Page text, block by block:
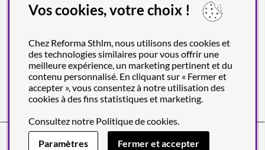
Reforma Sthlm AB (org. no. 556849-2606)
Engelbrektsgatan 29
(Note! Postal address only), SE-114 32
Vos cookies, votre choix !
Chez Reforma Sthlm, nous utilisons des cookies et
des technologies similaires pour vous offrir une
meilleure expérience, un marketing pertinent et du
contenu personnalisé. En cliquant sur « Fermer et
accepter », vous consentez à notre utilisation des
cookies à des fins statistiques et marketing.
Consultez notre Politique de cookies.
Paramètres
Fermer et accepter